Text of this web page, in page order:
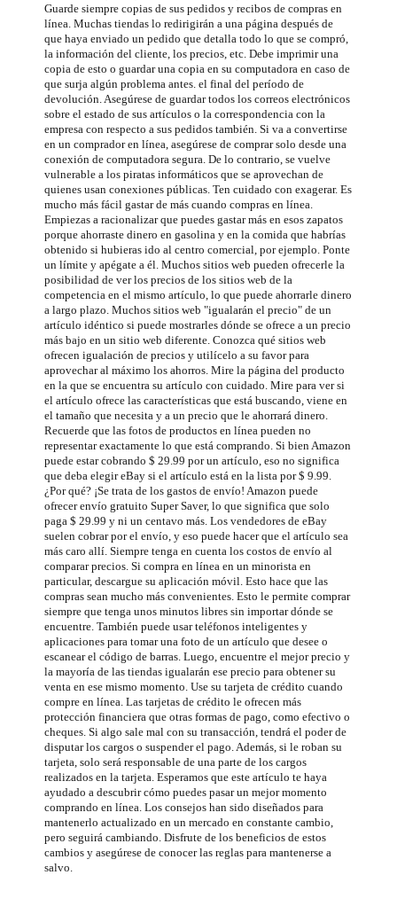
Guarde siempre copias de sus pedidos y recibos de compras en
línea. Muchas tiendas lo redirigirán a una página después de
que haya enviado un pedido que detalla todo lo que se compró,
la información del cliente, los precios, etc. Debe imprimir una
copia de esto o guardar una copia en su computadora en caso de
que surja algún problema antes. el final del período de
devolución. Asegúrese de guardar todos los correos electrónicos
sobre el estado de sus artículos o la correspondencia con la
empresa con respecto a sus pedidos también. Si va a convertirse
en un comprador en línea, asegúrese de comprar solo desde una
conexión de computadora segura. De lo contrario, se vuelve
vulnerable a los piratas informáticos que se aprovechan de
quienes usan conexiones públicas. Ten cuidado con exagerar. Es
mucho más fácil gastar de más cuando compras en línea.
Empiezas a racionalizar que puedes gastar más en esos zapatos
porque ahorraste dinero en gasolina y en la comida que habrías
obtenido si hubieras ido al centro comercial, por ejemplo. Ponte
un límite y apégate a él. Muchos sitios web pueden ofrecerle la
posibilidad de ver los precios de los sitios web de la
competencia en el mismo artículo, lo que puede ahorrarle dinero
a largo plazo. Muchos sitios web "igualarán el precio" de un
artículo idéntico si puede mostrarles dónde se ofrece a un precio
más bajo en un sitio web diferente. Conozca qué sitios web
ofrecen igualación de precios y utilícelo a su favor para
aprovechar al máximo los ahorros. Mire la página del producto
en la que se encuentra su artículo con cuidado. Mire para ver si
el artículo ofrece las características que está buscando, viene en
el tamaño que necesita y a un precio que le ahorrará dinero.
Recuerde que las fotos de productos en línea pueden no
representar exactamente lo que está comprando. Si bien Amazon
puede estar cobrando $ 29.99 por un artículo, eso no significa
que deba elegir eBay si el artículo está en la lista por $ 9.99.
¿Por qué? ¡Se trata de los gastos de envío! Amazon puede
ofrecer envío gratuito Super Saver, lo que significa que solo
paga $ 29.99 y ni un centavo más. Los vendedores de eBay
suelen cobrar por el envío, y eso puede hacer que el artículo sea
más caro allí. Siempre tenga en cuenta los costos de envío al
comparar precios. Si compra en línea en un minorista en
particular, descargue su aplicación móvil. Esto hace que las
compras sean mucho más convenientes. Esto le permite comprar
siempre que tenga unos minutos libres sin importar dónde se
encuentre. También puede usar teléfonos inteligentes y
aplicaciones para tomar una foto de un artículo que desee o
escanear el código de barras. Luego, encuentre el mejor precio y
la mayoría de las tiendas igualarán ese precio para obtener su
venta en ese mismo momento. Use su tarjeta de crédito cuando
compre en línea. Las tarjetas de crédito le ofrecen más
protección financiera que otras formas de pago, como efectivo o
cheques. Si algo sale mal con su transacción, tendrá el poder de
disputar los cargos o suspender el pago. Además, si le roban su
tarjeta, solo será responsable de una parte de los cargos
realizados en la tarjeta. Esperamos que este artículo te haya
ayudado a descubrir cómo puedes pasar un mejor momento
comprando en línea. Los consejos han sido diseñados para
mantenerlo actualizado en un mercado en constante cambio,
pero seguirá cambiando. Disfrute de los beneficios de estos
cambios y asegúrese de conocer las reglas para mantenerse a
salvo.